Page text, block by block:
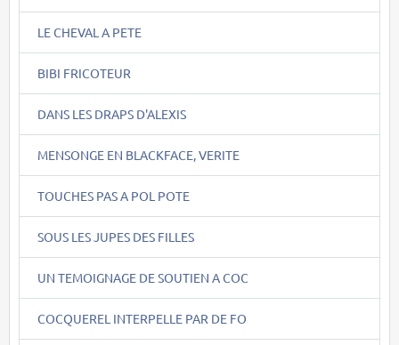
LE CHEVAL A PETE
BIBI FRICOTEUR
DANS LES DRAPS D'ALEXIS
MENSONGE EN BLACKFACE, VERITE
TOUCHES PAS A POL POTE
SOUS LES JUPES DES FILLES
UN TEMOIGNAGE DE SOUTIEN A COC
COCQUEREL INTERPELLE PAR DE FO